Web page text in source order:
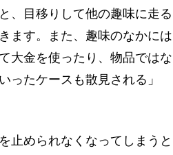
、目移りして他の趣味に走る
ます。また、趣味のなかには
大金を使ったり、物品ではな
ったケースも散見される」
止められなくなってしまうと